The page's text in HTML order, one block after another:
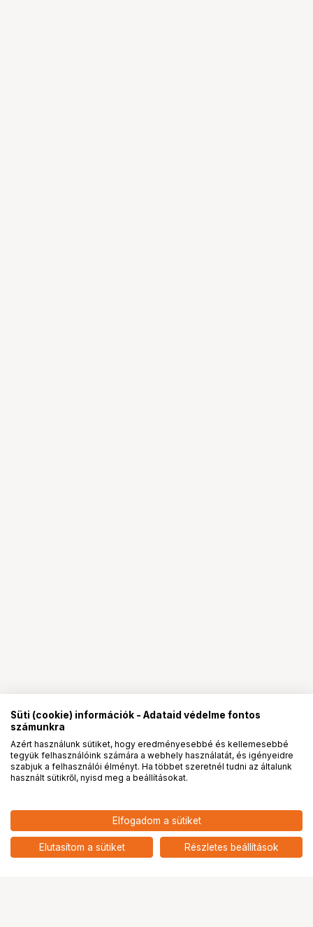
NISI True Color Pro Nano CPL Polárszűrő -
Cirkuláris Polarizált Szűrő 67MM
- HUF
nettó: -
PROpartnerségek
Süti (cookie) információk - Adataid védelme fontos
számunkra
Azért használunk sütiket, hogy eredményesebbé és kellemesebbé
tegyük felhasználóink számára a webhely használatát, és igényeidre
szabjuk a felhasználói élményt. Ha többet szeretnél tudni az általunk
használt sütikről, nyisd meg a beállításokat.
Elfogadom a sütiket
Elutasítom a sütiket Részletes beállítások